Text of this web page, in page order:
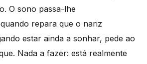
O sono passa-lhe
repara que o nariz
estar ainda a sonhar, pede ao
Nada a fazer: está realmente